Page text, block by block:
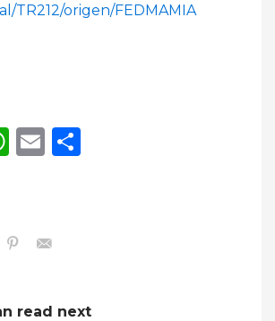
TR212/origen/FEDMAMIA
WhatsApp
Email
read next